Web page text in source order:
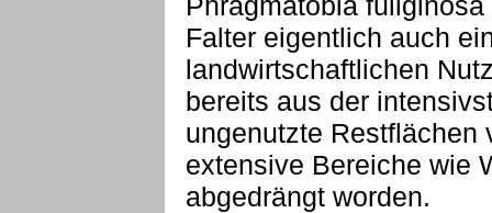
Falter eigentlich auch
landwirtschaftlichen
bereits aus der
ungenutzte Restflächen
extensive Bereiche wie
abgedrängt worden.